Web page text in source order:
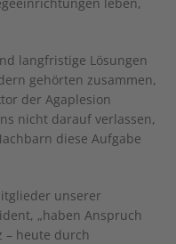
langfristige Lösungen
gehörten zusammen,
der Agaplesion
nicht darauf verlassen,
diese Aufgabe
unserer
„haben Anspruch
– heute durch